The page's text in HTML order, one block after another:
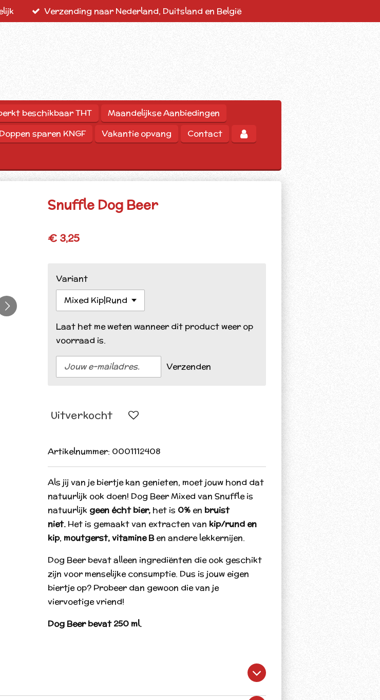
Verzending naar Nederland, Duitsland en België
beschikbaar THT
Maandelijkse Aanbiedingen
Doppen sparen KNGF Vakantie opvang Contact
Snuffle Dog Beer
€ 3,25
Variant
Laat het me weten wanneer dit product weer op
voorraad is.
Verzenden
Uitverkocht
Artikelnummer: 0001112408
Als jij van je biertje kan genieten, moet jouw hond dat
natuurlijk ook doen! Dog Beer Mixed van Snuffle is
natuurlijk geen écht bier, het is 0% en bruist
niet. Het is gemaakt van extracten van kip/rund en
kip, moutgerst, vitamine B en andere lekkernijen.
Dog Beer bevat alleen ingrediënten die ook geschikt
zijn voor menselijke consumptie. Dus is jouw eigen
biertje op? Probeer dan gewoon die van je
viervoetige vriend!
Dog Beer bevat 250 ml.